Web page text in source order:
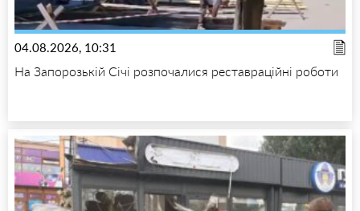
04.08.2026, 10:31
На Запорозькій Січі розпочалися реставраційні роботи